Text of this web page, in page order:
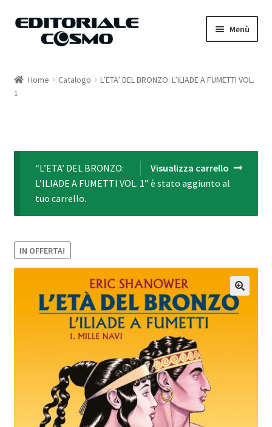
Vai
Vai
Menù
Catalogo
Home Catalogo
L’ETA’ DEL BRONZO: L’ILIADE A FUMETTI VOL.
1
Visualizza carrello
“L’ETA’ DEL BRONZO:
L’ILIADE A FUMETTI VOL. 1” è stato aggiunto al
tuo carrello.
IN OFFERTA!